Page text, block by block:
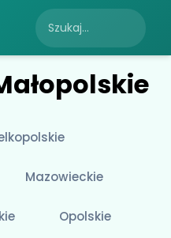
Mazowieckie
Opolskie